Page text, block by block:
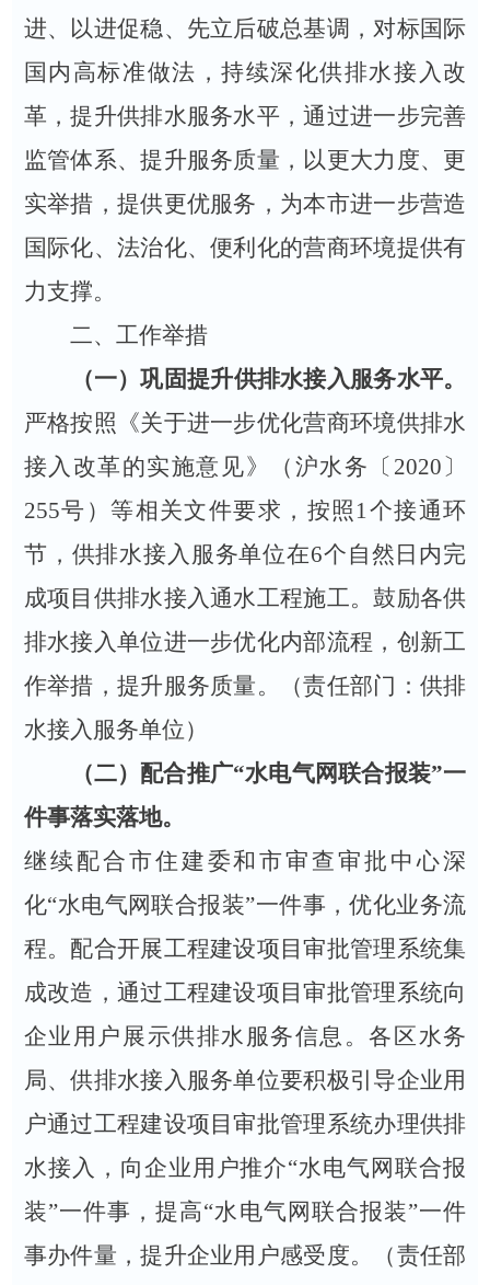
进、以进促稳、先立后破总基调，对标国际
国内高标准做法，持续深化供排水接入改
革，提升供排水服务水平，通过进一步完善
监管体系、提升服务质量，以更大力度、更
实举措，提供更优服务，为本市进一步营造
国际化、法治化、便利化的营商环境提供有
力支撑。
二、工作举措
（一）巩固提升供排水接入服务水平。
严格按照《关于进一步优化营商环境供排水
接入改革的实施意见》（沪水务〔2020〕
255号）等相关文件要求， 按照 1个接通环
节 ，供排水接入服务单位在6个自然日内完
成项目供排水接入通水工程施工。鼓励各供
排水接入单位进一步优化内部流程，创新工
作举措，提升服务质量。
（责任部门：供排
水接入服务单位）
（二）配合推广“水电气网联合报装”一
件事落实落地。
继续配合市住建委和市审查审批中心深
化“水电气网联合报装”一件事，优化业务流
程。配合开展工程建设项目审批管理系统集
成改造，通过工程建设项目审批管理系统向
企业用户展示供排水服务信息。各区水务
局、供排水接入服务单位要积极引导企业用
户通过工程建设项目审批管理系统办理供排
水接入，向企业用户推介“水电气网联合报
装”一件事，提高“水电气网联合报装”一件
事办件量，提升企业用户感受度。（责任部